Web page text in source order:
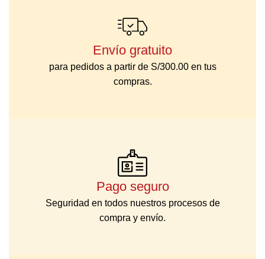
Envío gratuito
para pedidos a partir de S/300.00 en tus
compras.
Pago seguro
Seguridad en todos nuestros procesos de
compra y envío.